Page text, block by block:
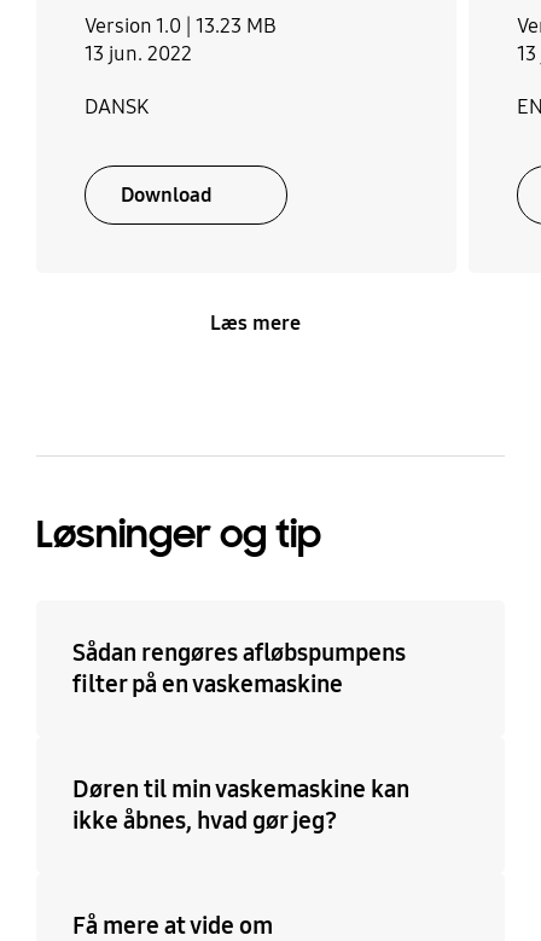
Version 1.0 | 13.23 MB
13 jun. 2022
DANSK
Download
Læs mere
Løsninger og tip
Sådan rengøres afløbspumpens
filter på en vaskemaskine
Døren til min vaskemaskine kan
ikke åbnes, hvad gør jeg?
Få mere at vide om